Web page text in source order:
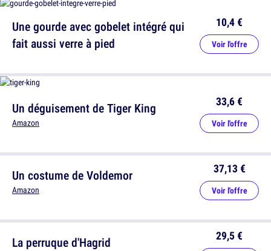
Une gourde avec gobelet intégré qui
fait aussi verre à pied
10,4 €
Voir l'offre
Un costume de Voldemor
Amazon
37,13 €
Voir l'offre
Un déguisement de Tiger King
Amazon
33,6 €
Voir l'offre
La perruque d'Hagrid 29,5 €